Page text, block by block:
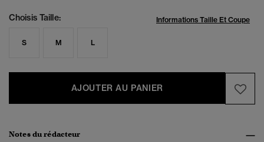
Choisis Taille: Informations Taille Et Coupe
S M L
AJOUTER AU PANIER
Notes du rédacteur